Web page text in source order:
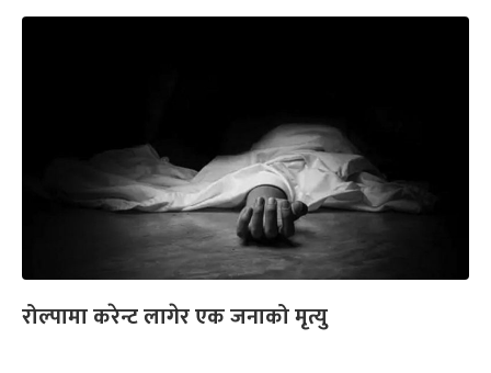
रोल्पामा करेन्ट लागेर एक जनाको मृत्यु